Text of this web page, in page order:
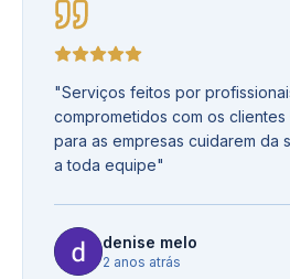
"Serviços feitos por
comprometidos com os clientes
para as empresas cuidarem da
a toda equipe"
denise melo
2 anos atrás